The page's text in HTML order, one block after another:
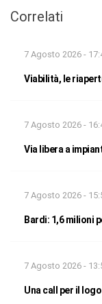
Correlati
7 Agosto 2026 -
Viabilità, le
7 Agosto 2026 -
Via libera a
7 Agosto 2026 -
Bardi: 1,6 milioni
7 Agosto 2026 -
Una call per il